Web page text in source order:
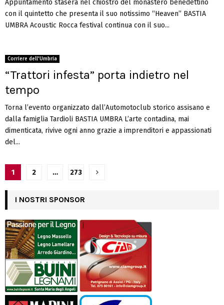
Appuntamento stasera nel chiostro del monastero benedettino
con il quintetto che presenta il suo notissimo “Heaven” BASTIA
UMBRA Acoustic Rocca festival continua con il suo...
Corriere dell'Umbria
“Trattori infesta” porta indietro nel
tempo
Torna l’evento organizzato dall’Automotoclub storico assisano e
dalla famiglia Tardioli BASTIA UMBRA L’arte contadina, mai
dimenticata, rivive ogni anno grazie a imprenditori e appassionati
del...
Navigazione
articoli
1 2 … 273
I NOSTRI SPONSOR